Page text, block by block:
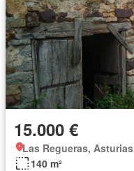
15.000 €
Las Regueras, Asturias
140 m²